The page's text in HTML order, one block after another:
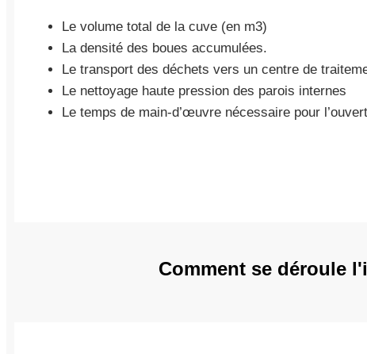
Le volume total de la cuve (en m3)
La densité des boues accumulées.
Le transport des déchets vers un centre de
Le nettoyage haute pression des parois internes
Le temps de main-d’œuvre nécessaire pour
Comment se déroule